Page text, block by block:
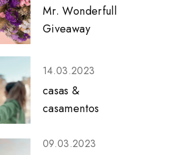
Mr. Wonderfull
Giveaway
14.03.2023
casas &
casamentos
09.03.2023